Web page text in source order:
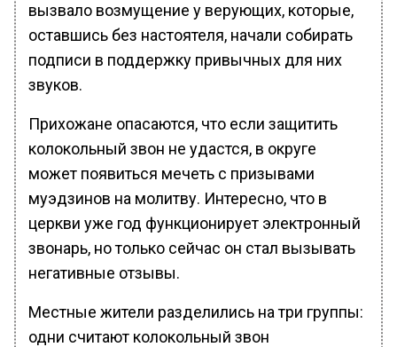
вызвало возмущение у верующих, которые,
оставшись без настоятеля, начали собирать
подписи в поддержку привычных для них
звуков.
Прихожане опасаются, что если защитить
колокольный звон не удастся, в округе
может появиться мечеть с призывами
муэдзинов на молитву. Интересно, что в
церкви уже год функционирует электронный
звонарь, но только сейчас он стал вызывать
негативные отзывы.
Местные жители разделились на три группы:
одни считают колокольный звон